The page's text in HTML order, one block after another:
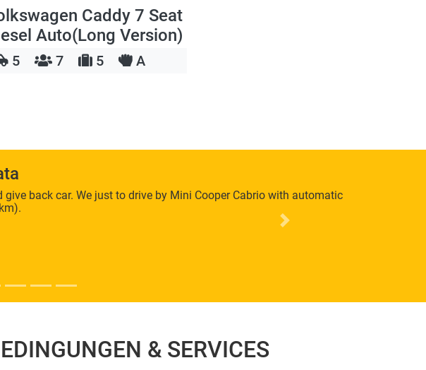
Caddy 7 Seat
Auto(Long Version)
5 7 5 A
back car. We just to drive by Mini Cooper Cabrio with automatic
Next
& SERVICES